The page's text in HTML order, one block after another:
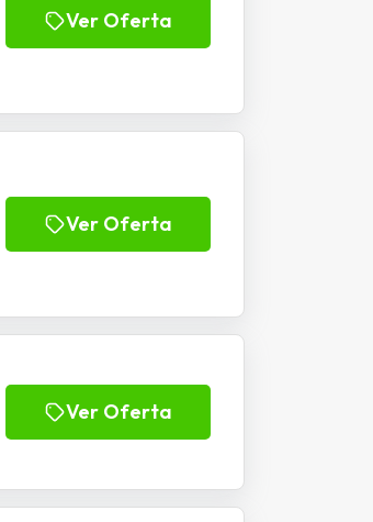
Ver Oferta
Ver Oferta
Ver Oferta